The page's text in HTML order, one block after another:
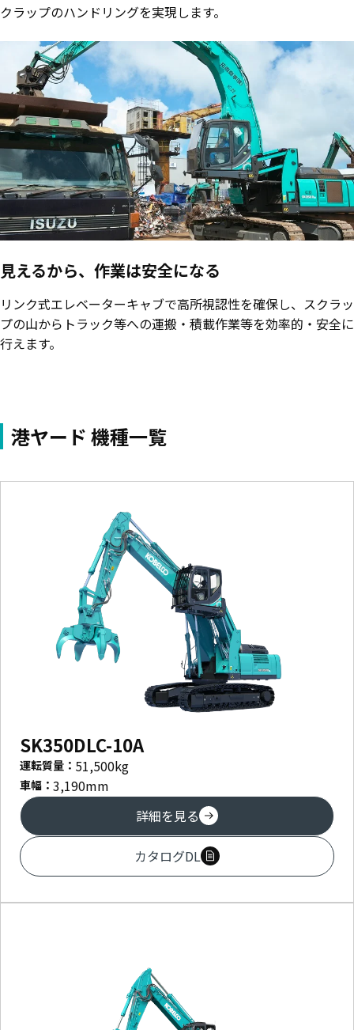
クラップのハンドリングを実現します。
見えるから、作業は安全になる
リンク式エレベーターキャブで高所視認性を確保し、スクラッ
プの山からトラック等への運搬・積載作業等を効率的・安全に
行えます。
港ヤード 機種一覧
SK350DLC-10A
運転質量： 51,500kg
車幅： 3,190mm
詳細を見る
カタログDL